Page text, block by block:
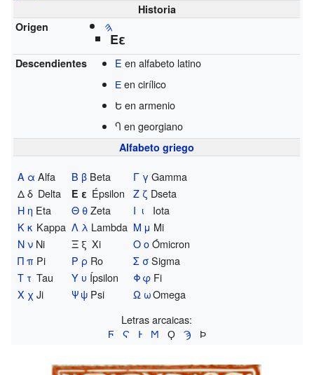
Historia
Origen
𐤄
Εε
Descendientes E en alfabeto latino
Еen cirílico
Ե en armenio
Ⴄ en georgiano
Alfabeto griego
Α α Alfa Β β Beta Γ γ Gamma
Δ δ Delta Ε ε Épsilon Ζ ζ Dseta
Η η Eta Θ θZeta Ι ι
Iota
Κ κ Kappa Λ λ Lambda Μ μ Mi
Ν ν Ni Ξ ξ Xi Ο οÓmicron
Π π Pi Ρ ρ Ro Σ σSigma
Τ τ Tau Υ υ Ípsilon Φ φ Fi
Χ χ Ji Ψ ψ Psi Ω ωOmega
Letras arcaicas:
Ϝ
Ϛ Ͱ Ϻ Ϙ Ϡ Ϸ